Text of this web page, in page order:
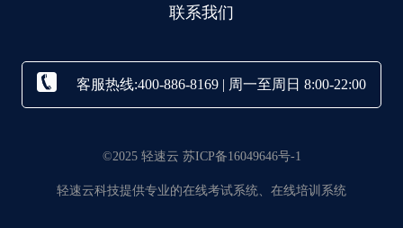
联系我们
客服热线:400-886-8169 | 周一至周日 8:00-22:00
©2025 轻速云 苏ICP备16049646号-1
轻速云科技提供专业的在线考试系统、在线培训系统